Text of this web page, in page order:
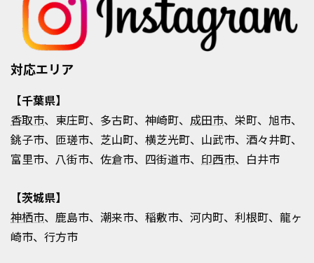
対応エリア
【千葉県】
香取市、東庄町、多古町、神崎町、 成田市、栄町、旭市、
銚子市、匝瑳市、芝山町、横芝光町、山武市、酒々井町、
富里市、八街市、佐倉市、四街道市、 印西市、白井市
【茨城県】
神栖市、鹿島市、潮来市、稲敷市、河内町、利根町、龍ヶ
崎市、行方市